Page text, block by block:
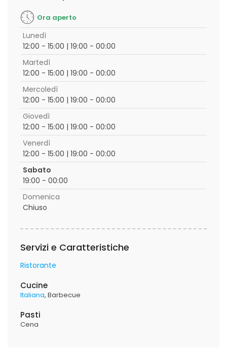
Ora aperto
Lunedì
12:00 - 15:00 | 19:00 - 00:00
Martedì
12:00 - 15:00 | 19:00 - 00:00
Mercoledì
12:00 - 15:00 | 19:00 - 00:00
Giovedì
12:00 - 15:00 | 19:00 - 00:00
Venerdì
12:00 - 15:00 | 19:00 - 00:00
Sabato
19:00 - 00:00
Domenica
Chiuso
Servizi e Caratteristiche
Ristorante
Cucine
Italiana Barbecue
Pasti
Cena